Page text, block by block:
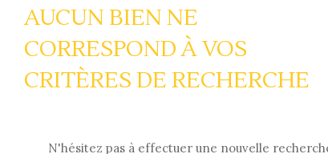
AUCUN BIEN NE
CORRESPOND À VOS
CRITÈRES DE RECHERCHE
N'hésitez pas à effectuer une nouvelle